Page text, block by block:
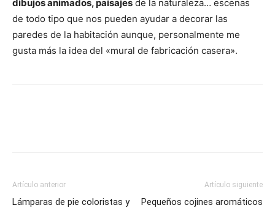
dibujos animados, paisajes de la naturaleza… escenas
de todo tipo que nos pueden ayudar a decorar las
paredes de la habitación aunque, personalmente me
gusta más la idea del «mural de fabricación casera».
Artículo anterior
Lámparas de pie coloristas y
Artículo siguiente
Pequeños cojines aromáticos